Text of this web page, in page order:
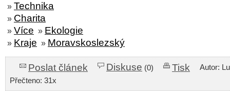
» Technika
» Charita
» Více » Ekologie
» Kraje » Moravskoslezský
Poslat článek Diskuse (0) Tisk
Autor:
Přečteno: 31x